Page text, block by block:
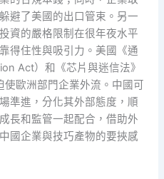
避了美國的出口管束。另一
資的嚴格限制在很年夜水平
得住性與吸引力。美國《通
Act）和《芯片與迷信法》
使歐洲部門企業外流。中國可
準進，分化其外部態度，順
長和監管一起配合，借助外
國企業與技巧產物的要挾感